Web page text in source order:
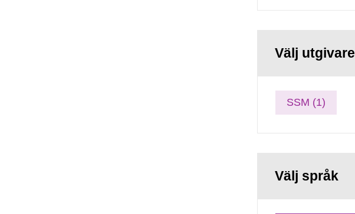
Välj utgivare
SSM (1)
Välj språk